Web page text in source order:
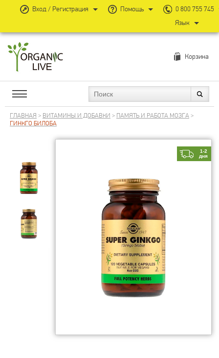
Корзина
ГЛАВНАЯ > ВИТАМИНЫ И ДОБАВКИ > ПАМЯТЬ И РАБОТА МОЗГА>
ГИНКГО БИЛОБА
1-2
дня
Вход / Регистрация Помощь
0 800 755 745
Язык